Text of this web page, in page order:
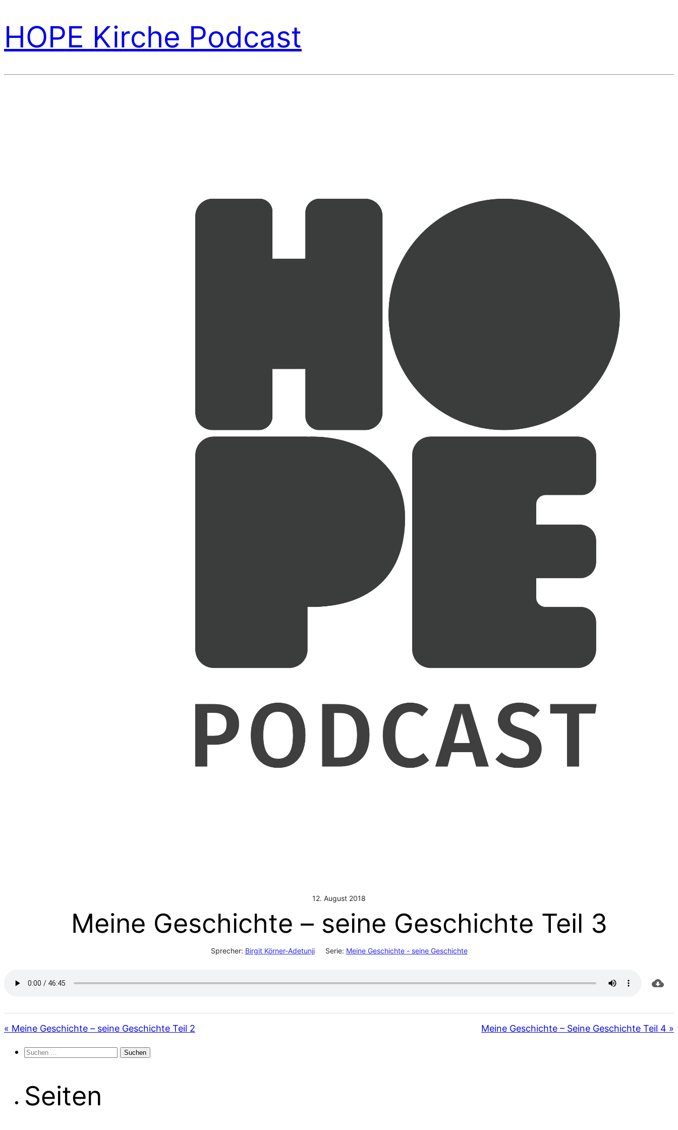
HOPE Kirche Podcast
12. August 2018
Meine Geschichte – seine Geschichte Teil 3
Sprecher: Birgit Körner-Adetunji Serie: Meine Geschichte - seine Geschichte
« Meine Geschichte – seine Geschichte Teil 2 Meine Geschichte – Seine Geschichte Teil 4 »
Suchen
Seiten